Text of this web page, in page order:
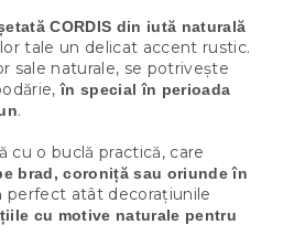
CORDIS din iută naturală
tale un delicat accent rustic.
sale naturale, se potrivește
în special în perioada
.
cu o buclă practică, care
brad, coroniță sau oriunde în
perfect atât decorațiunile
cu motive naturale pentru